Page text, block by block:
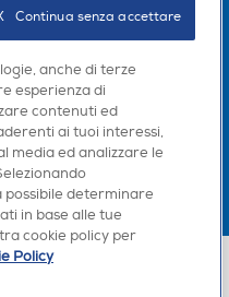
6/a 20156 Milano
anche di terze
esperienza di
contenuti ed
ai tuoi interessi,
media ed analizzare le
possibile determinare
in base alle tue
cookie policy per
Policy
Continua senza accettare